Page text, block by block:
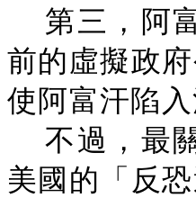
第三，阿
前的虛擬政
使阿富汗陷入
不過，最
美國的「反